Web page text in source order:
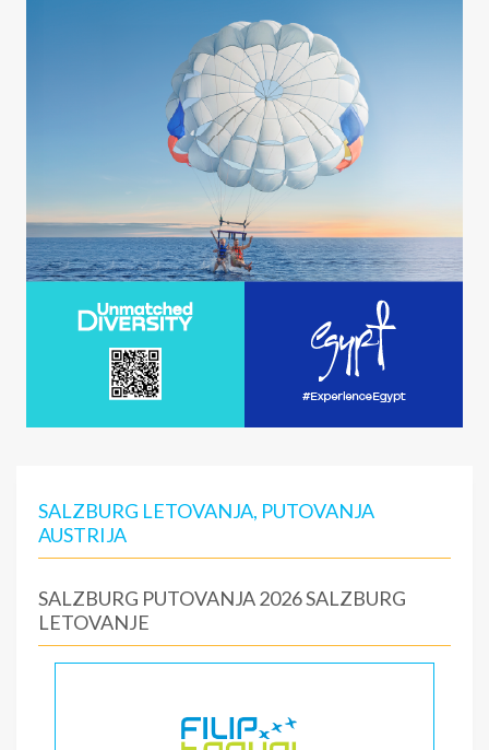
SALZBURG LETOVANJA, PUTOVANJA
AUSTRIJA
SALZBURG PUTOVANJA 2026 SALZBURG
LETOVANJE